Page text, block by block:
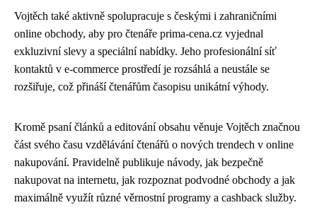
Vojtěch také aktivně spolupracuje s českými i zahraničními
online obchody, aby pro čtenáře prima-cena.cz vyjednal
exkluzivní slevy a speciální nabídky. Jeho profesionální síť
kontaktů v e-commerce prostředí je rozsáhlá a neustále se
rozšiřuje, což přináší čtenářům časopisu unikátní výhody.
Kromě psaní článků a editování obsahu věnuje Vojtěch značnou
část svého času vzdělávání čtenářů o nových trendech v online
nakupování. Pravidelně publikuje návody, jak bezpečně
nakupovat na internetu, jak rozpoznat podvodné obchody a jak
maximálně využít různé věrnostní programy a cashback služby.